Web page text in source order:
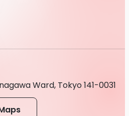
税込）※別途ドリンク代
Ward, Tokyo 141-0031